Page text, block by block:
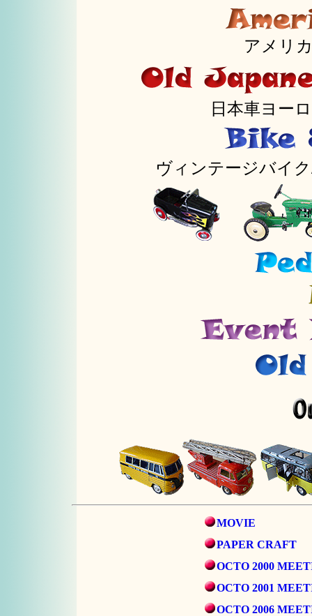
アメリ
日本車ヨー
ヴィンテージバイ
MOVIE
PAPER CRAFT
OCTO 2000
OCTO 2001
OCTO 2006